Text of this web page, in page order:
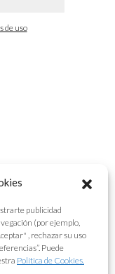
publicidad
(por ejemplo,
, rechazar su uso
Puede
Política de Cookies.
de uso